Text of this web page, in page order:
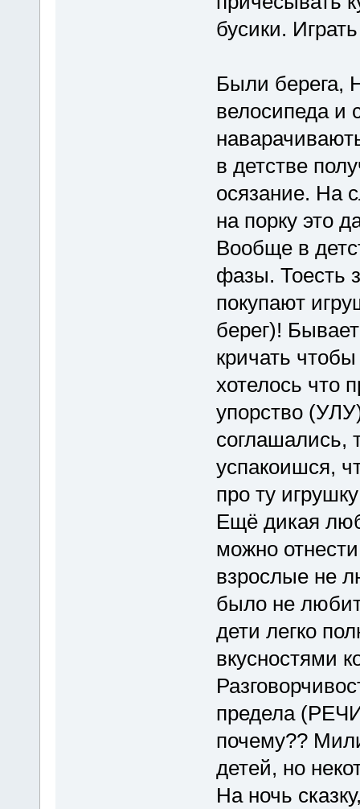
бусики.
Были берега,
велосипеда и
в детстве
осязание. На
на порку это
Вообще в
фазы. Тоесть
покупают
берег)!
кричать
хотелось что
упорство
успакоишся,
про ту
Ещё дикая
можно
взрослые не
было не
дети легко
вкусностями
предела
почему??
детей, но
На ночь